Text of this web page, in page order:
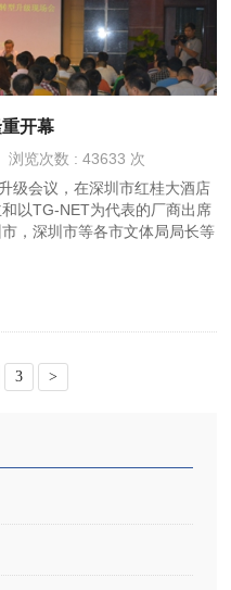
开幕
浏览次数 : 43633 次
级会议，在深圳市红桂大酒店
以TG-NET为代表的厂商出席
，深圳市等各市文体局局长等
3 >